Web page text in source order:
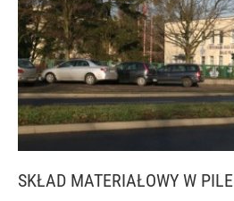
SKŁAD MATERIAŁOWY W PILE